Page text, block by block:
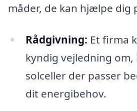
måder, de kan hjælpe dig
Rådgivning: Et firma
kyndig vejledning om,
solceller der passer
dit energibehov.